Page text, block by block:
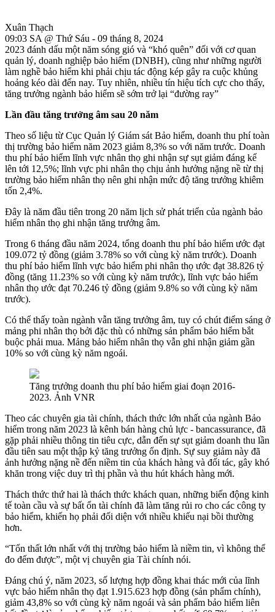
Xuân Thạch
09:03 SA @ Thứ Sáu - 09 tháng 8, 2024
2023 đánh dấu một năm sóng gió và “khó quên” đối với cơ quan
quản lý, doanh nghiệp bảo hiểm (DNBH), cũng như những người
làm nghề bảo hiểm khi phải chịu tác động kép gây ra cuộc khủng
hoảng kéo dài đến nay. Tuy nhiên, nhiều tín hiệu tích cực cho thấy,
tăng trưởng ngành bảo hiểm sẽ sớm trở lại “đường ray”
Lần đầu tăng trưởng âm sau 20 năm
Theo số liệu từ Cục Quản lý Giám sát Bảo hiểm, doanh thu phí toàn
thị trường bảo hiểm năm 2023 giảm 8,3% so với năm trước. Doanh
thu phí bảo hiểm lĩnh vực nhân thọ ghi nhận sự sụt giảm đáng kể
lên tới 12,5%; lĩnh vực phi nhân thọ chịu ảnh hưởng nặng nề từ thị
trường bảo hiểm nhân thọ nên ghi nhận mức độ tăng trưởng khiêm
tốn 2,4%.
Đây là năm đầu tiên trong 20 năm lịch sử phát triển của ngành bảo
hiểm nhân thọ ghi nhận tăng trưởng âm.
Trong 6 tháng đầu năm 2024, tổng doanh thu phí bảo hiểm ước đạt
109.072 tỷ đồng (giảm 3.78% so với cùng kỳ năm trước). Doanh
thu phí bảo hiểm lĩnh vực bảo hiểm phi nhân thọ ước đạt 38.826 tỷ
đồng (tăng 11.23% so với cùng kỳ năm trước), lĩnh vực bảo hiểm
nhân thọ ước đạt 70.246 tỷ đồng (giảm 9.8% so với cùng kỳ năm
trước).
Có thể thấy toàn ngành vẫn tăng trưởng âm, tuy có chút điểm sáng ở
mảng phi nhân thọ bởi đặc thù có những sản phẩm bảo hiểm bắt
buộc phải mua. Mảng bảo hiểm nhân thọ vẫn ghi nhận giảm gần
10% so với cùng kỳ năm ngoái.
Tăng trưởng doanh thu phí bảo hiểm giai đoạn 2016-
2023. Ảnh VNR
Theo các chuyên gia tài chính, thách thức lớn nhất của ngành Bảo
hiểm trong năm 2023 là kênh bán hàng chủ lực - bancassurance, đã
gặp phải nhiều thông tin tiêu cực, dẫn đến sự sụt giảm doanh thu lần
đầu tiên sau một thập kỷ tăng trưởng ổn định. Sự suy giảm này đã
ảnh hưởng nặng nề đến niềm tin của khách hàng và đối tác, gây khó
khăn trong việc duy trì thị phần và thu hút khách hàng mới.
Thách thức thứ hai là thách thức khách quan, những biến động kinh
tế toàn cầu và sự bất ổn tài chính đã làm tăng rủi ro cho các công ty
bảo hiểm, khiến họ phải đối diện với nhiều khiếu nại bồi thường
hơn.
“Tổn thất lớn nhất với thị trường bảo hiểm là niềm tin, vì không thể
đo đếm được”, một vị chuyên gia Tài chính nói.
Đáng chú ý, năm 2023, số lượng hợp đồng khai thác mới của lĩnh
vực bảo hiểm nhân thọ đạt 1.915.623 hợp đồng (sản phẩm chính),
giảm 43,8% so với cùng kỳ năm ngoái và sản phẩm bảo hiểm liên